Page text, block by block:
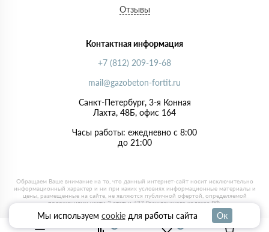
Отзывы
Контактная информация
+7 (812) 209-19-68
mail@gazobeton-fortit.ru
Санкт-Петербург, 3-я Конная
Лахта, 48Б, офис 164
Часы работы: ежедневно с 8:00
до 21:00
Мы используем cookieдля работы сайта Ок